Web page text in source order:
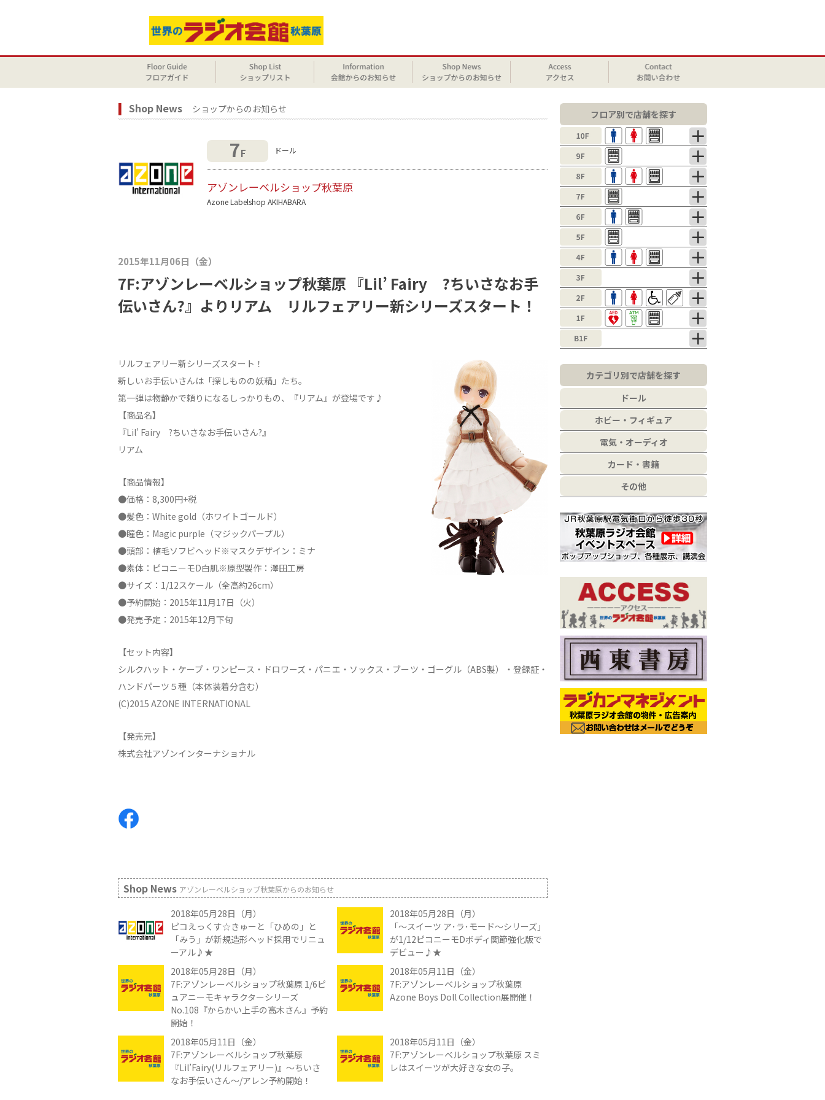
Shop News ショップからのお知らせ
7F ドール
アゾンレーベルショップ秋葉原
Azone Labelshop AKIHABARA
2015年11月06日（金）
7F:アゾンレーベルショップ秋葉原 『Lil’ Fairy ?ちいさなお手
伝いさん?』よりリアム リルフェアリー新シリーズスタート！
リルフェアリー新シリーズスタート！
新しいお手伝いさんは「探しものの妖精」たち。
第一弾は物静かで頼りになるしっかりもの、『リアム』が登場です♪
【商品名】
『Lil’ Fairy ?ちいさなお手伝いさん?』
リアム
【商品情報】
●価格：8,300円+税
●髪色：White gold（ホワイトゴールド）
●瞳色：Magic purple（マジックパープル）
●頭部：植毛ソフビヘッド※マスクデザイン：ミナ
●素体：ピコニーモD白肌※原型製作：澤田工房
●サイズ：1/12スケール（全高約26cm）
●予約開始：2015年11月17日（火）
●発売予定：2015年12月下旬
【セット内容】
シルクハット・ケープ・ワンピース・ドロワーズ・パニエ・ソックス・ブーツ・ゴーグル（ABS製）・登録証・
ハンドパーツ５種（本体装着分含む）
(C)2015 AZONE INTERNATIONAL
【発売元】
株式会社アゾンインターナショナル
Shop News アゾンレーベルショップ秋葉原からのお知らせ
2018年05月28日（月）
ピコえっくす☆きゅーと「ひめの」と
「みう」が新規造形ヘッド採用でリニュ
ーアル♪★
2018年05月28日（月）
「～スイーツ ア･ラ･モード～シリーズ」
が1/12ピコニーモDボディ関節強化版で
デビュー♪★
2018年05月28日（月）
7F:アゾンレーベルショップ秋葉原 1/6ピ
ュアニーモキャラクターシリーズ
No.108『からかい上手の高木さん』予約
開始！
2018年05月11日（金）
7F:アゾンレーベルショップ秋葉原
Azone Boys Doll Collection展開催！
2018年05月11日（金）
7F:アゾンレーベルショップ秋葉原
『Lil’Fairy(リルフェアリー)』～ちいさ
なお手伝いさん～/アレン予約開始！
2018年05月11日（金）
7F:アゾンレーベルショップ秋葉原 スミ
レはスイーツが大好きな女の子。
フロア別で店舗を探す
カテゴリ別で店舗を探す
ドール
ホビー・フィギュア
電気・オーディオ
カード・書籍
その他